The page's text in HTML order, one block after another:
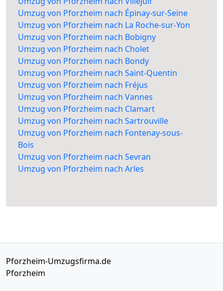
Umzug von Pforzheim nach Épinay-sur-Seine
Umzug von Pforzheim nach La Roche-sur-Yon
Umzug von Pforzheim nach Bobigny
Umzug von Pforzheim nach Cholet
Umzug von Pforzheim nach Bondy
Umzug von Pforzheim nach Saint-Quentin
Umzug von Pforzheim nach Fréjus
Umzug von Pforzheim nach Vannes
Umzug von Pforzheim nach Clamart
Umzug von Pforzheim nach Sartrouville
Umzug von Pforzheim nach Fontenay-sous-
Bois
Umzug von Pforzheim nach Sevran
Umzug von Pforzheim nach Arles
Pforzheim-Umzugsfirma.de
Pforzheim